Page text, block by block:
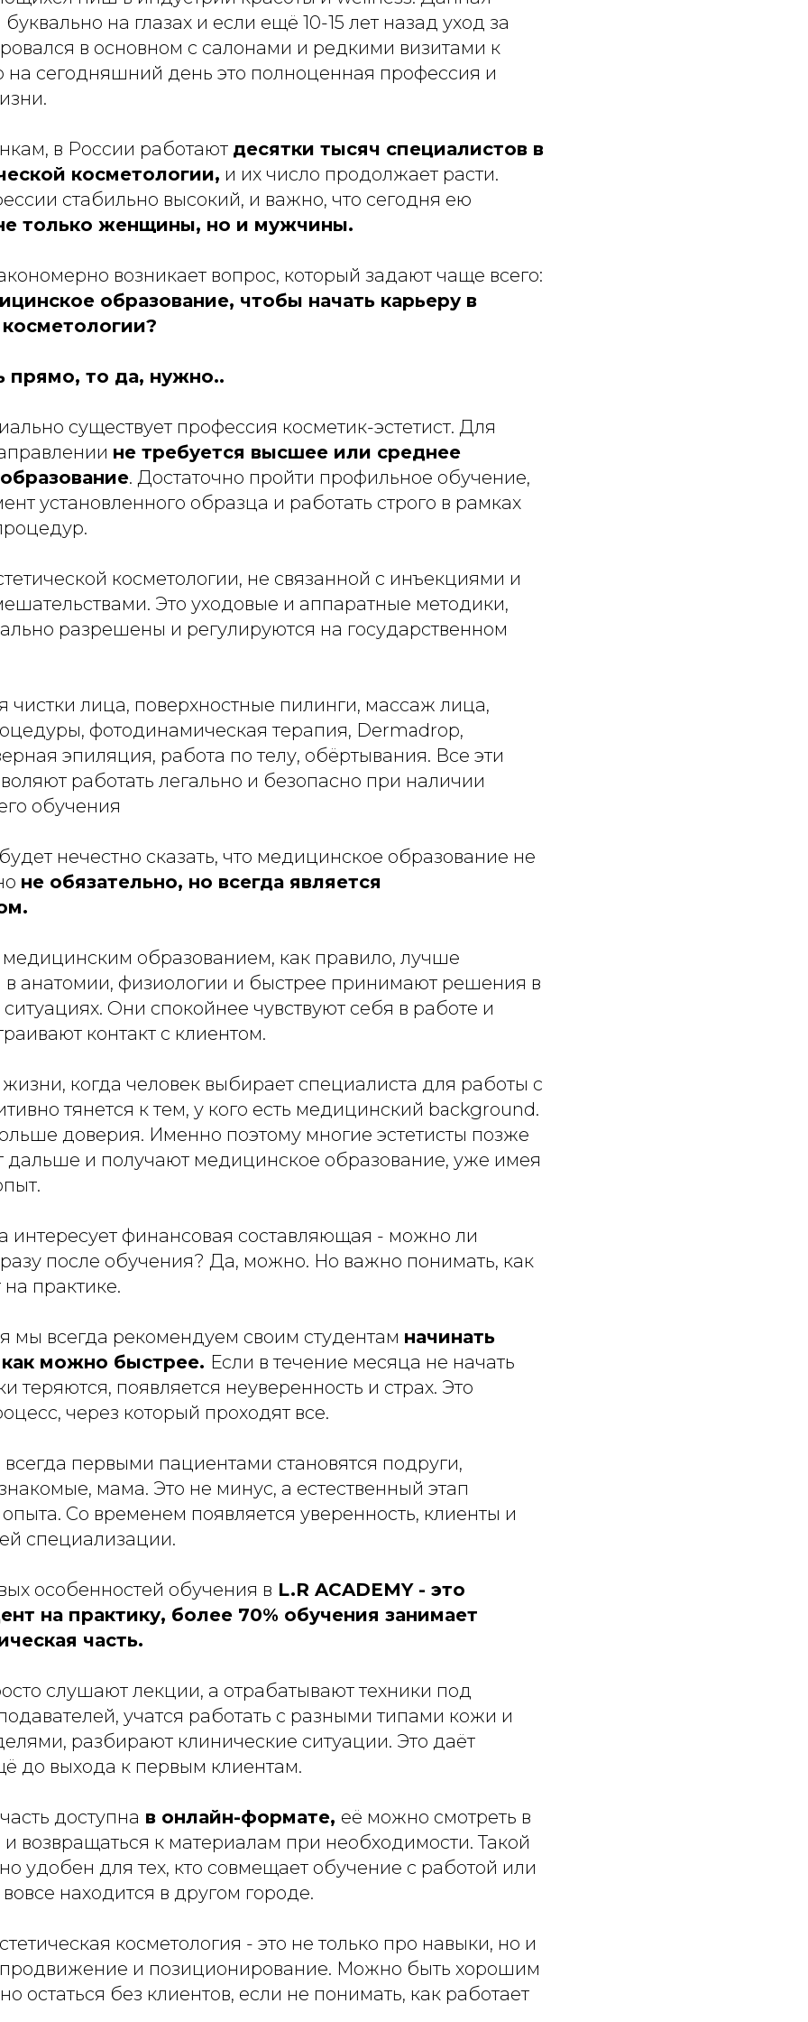
на глазах и если ещё 10-15 лет назад уход за
в основном с салонами и редкими визитами к
на сегодняшний день это полноценная профессия и
в России работают десятки тысяч специалистов в
косметологии, и их число продолжает расти.
стабильно высокий, и важно, что сегодня ею
только женщины, но и мужчины.
возникает вопрос, который задают чаще всего:
образование, чтобы начать карьеру в
прямо, то да, нужно..
существует профессия косметик-эстетист. Для
не требуется высшее или среднее
. Достаточно пройти профильное обучение,
установленного образца и работать строго в рамках
косметологии, не связанной с инъекциями и
Это уходовые и аппаратные методики,
разрешены и регулируются на государственном
чистки лица, поверхностные пилинги, массаж лица,
фотодинамическая терапия, Dermadrop,
эпиляция, работа по телу, обёртывания. Все эти
работать легально и безопасно при наличии
обучения
нечестно сказать, что медицинское образование не
не обязательно, но всегда является
образованием, как правило, лучше
в анатомии, физиологии и быстрее принимают решения в
Они спокойнее чувствуют себя в работе и
контакт с клиентом.
жизни, когда человек выбирает специалиста для работы с
тянется к тем, у кого есть медицинский background.
доверия. Именно поэтому многие эстетисты позже
дальше и получают медицинское образование, уже имея
интересует финансовая составляющая - можно ли
после обучения? Да, можно. Но важно понимать, как
практике.
мы всегда рекомендуем своим студентам начинать
как можно быстрее. Если в течение месяца не начать
теряются, появляется неуверенность и страх. Это
через который проходят все.
первыми пациентами становятся подруги,
мама. Это не минус, а естественный этап
Со временем появляется уверенность, клиенты и
специализации.
особенностей обучения в L.R ACADEMY - это
на практику, более 70% обучения занимает
часть.
слушают лекции, а отрабатывают техники под
учатся работать с разными типами кожи и
разбирают клинические ситуации. Это даёт
до выхода к первым клиентам.
доступна в онлайн-формате, её можно смотреть в
возвращаться к материалам при необходимости. Такой
удобен для тех, кто совмещает обучение с работой или
находится в другом городе.
косметология - это не только про навыки, но и
и позиционирование. Можно быть хорошим
остаться без клиентов, если не понимать, как работает